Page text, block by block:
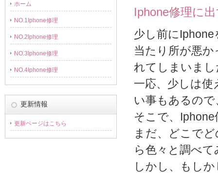
Iphone修理に
少し前に
当たり所が悪
れてしまいまし
一応、少しは
い事もあるの
そこで、
まだ、どこで
ら色々と調べ
しかし、もし
ホーム
NO.1Iphone修理
NO.2Iphone修理
NO.3Iphone修理
NO.4Iphone修理
更新情報
更新ページはこちら